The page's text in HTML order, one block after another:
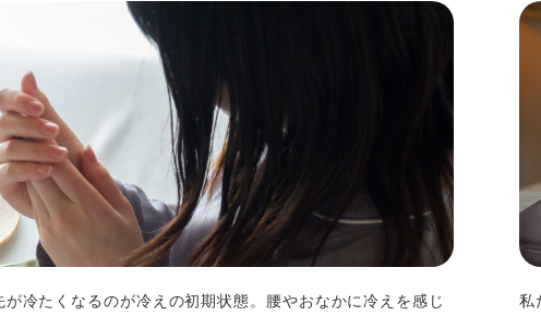
が冷たくなるのが冷えの初期状態。腰やおなかに冷えを感じ
私